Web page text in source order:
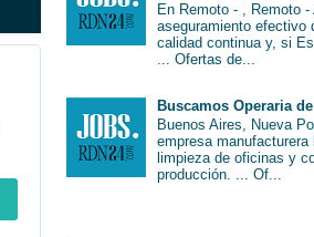
En Remoto - , Remoto
aseguramiento efectivo
calidad continua y, si
... Ofertas de...
Buscamos Operaria
Buenos Aires, Nueva
empresa manufacturera
limpieza de oficinas y
producción. ... Of...